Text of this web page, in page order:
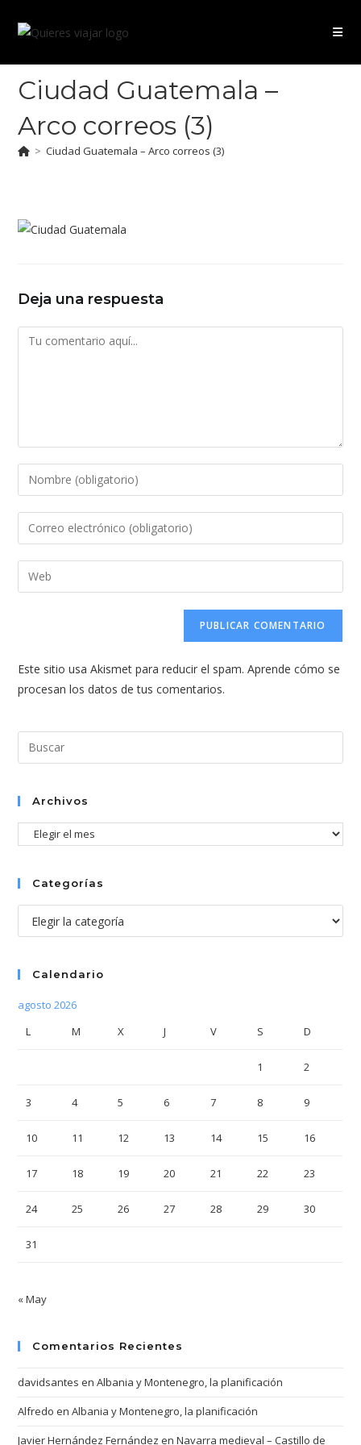
Ciudad Guatemala –
Arco correos (3)
> Ciudad Guatemala – Arco correos (3)
Deja una respuesta
Comentario
Introduce
tu
nombre
de
usuario
Introduce
tu
dirección
de
comentar
Introduce
la
web
(opcional)
Este sitio usa Akismet para reducir el spam.Aprende cómo se
procesan los datos de tus comentarios.
el
Archivos
Archivos
Categorías
Categorías
Calendario
agosto 2026
L
M X J V S D
1 2
3 4 5 6 7 8 9
10 11 12 13 14 15 16
17 18 19 20 21 22 23
24 25 26 27 28 29 30
31
« May
Comentarios Recientes
davidsantes enAlbania y Montenegro, la planificación
Alfredo enAlbania y Montenegro, la planificación
Javier Hernández Fernández enNavarra medieval – Castillo de